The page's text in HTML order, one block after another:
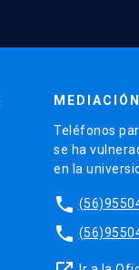
Teléfonos
se ha
en la
phone
phone